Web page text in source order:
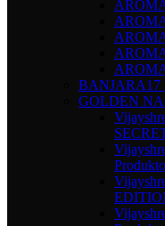
BANJARA17
GOLDEN